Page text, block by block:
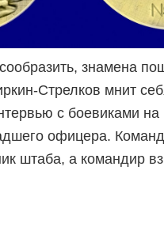
знамена
Стрелков мнит
с боевиками на
офицера.
штаба, а командир